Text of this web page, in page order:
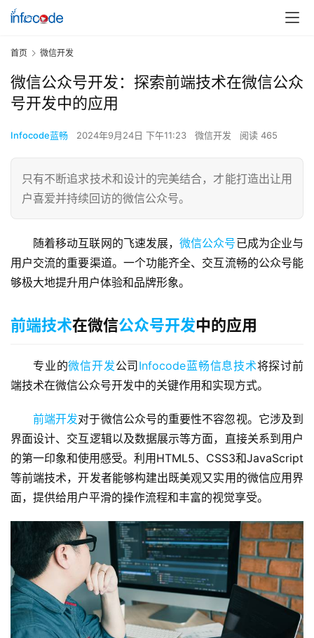
首页 微信开发
微信公众号开发：探索前端技术在微信公众
号开发中的应用
Infocode蓝畅 2024年9月24日 下午11:23 微信开发 阅读 465
只有不断追求技术和设计的完美结合，才能打造出让用
户喜爱并持续回访的微信公众号。
随着移动互联网的飞速发展，微信公众号已成为企业与
用户交流的重要渠道。一个功能齐全、交互流畅的公众号能
够极大地提升用户体验和品牌形象。
前端技术在微信公众号开发中的应用
专业的微信开发公司 Infocode蓝畅信息技术将探讨前
端技术在微信公众号开发中的关键作用和实现方式。
前端开发对于微信公众号的重要性不容忽视。它涉及到
界面设计、交互逻辑以及数据展示等方面，直接关系到用户
的第一印象和使用感受。利用HTML5、CSS3和JavaScript
等前端技术，开发者能够构建出既美观又实用的微信应用界
面，提供给用户平滑的操作流程和丰富的视觉享受。